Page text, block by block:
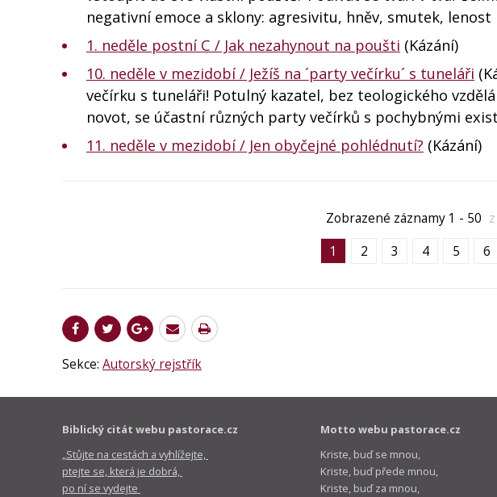
negativní emoce a sklony: agresivitu, hněv, smutek, lenost
1. neděle postní C / Jak nezahynout na poušti (Kázání)
10. neděle v mezidobí / Ježíš na ´party večírku´ s tuneláři
večírku s tuneláři! Potulný kazatel, bez teologického
novot, se účastní různých party večírků s pochybnými
11. neděle v mezidobí / Jen obyčejné pohlédnutí? (Kázání)
Zobrazené záznamy 1 - 50
1
2 3 4 5 6
Sekce: Autorský rejstřík
Biblický citát webu pastorace.cz
„Stůjte na cestách a vyhlížejte,
ptejte se, která je dobrá,
po ní se vydejte
Motto webu pastorace.cz
Kriste, buď se mnou,
Kriste, buď přede mnou,
Kriste, buď za mnou,